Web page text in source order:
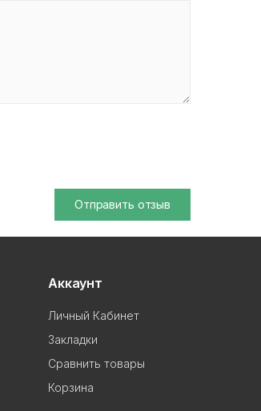
Отправить отзыв
Аккаунт
Личный Кабинет
Закладки
Сравнить товары
Корзина